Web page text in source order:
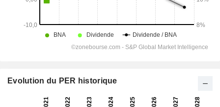
Evolution du PER historique